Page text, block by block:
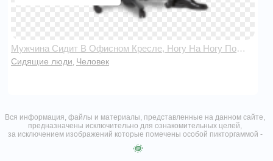
Мужчина Сидит В Офисном Кресле, Ногу На Ногу Положил, Смотрит Вперед
Сидящие люди Человек
Вся информация, файлы и материалы, представленные на данном сайте,
предназначены исключительно для ознакомительных целей,
за исключением изображений которые помечены особой пикторгаммой -